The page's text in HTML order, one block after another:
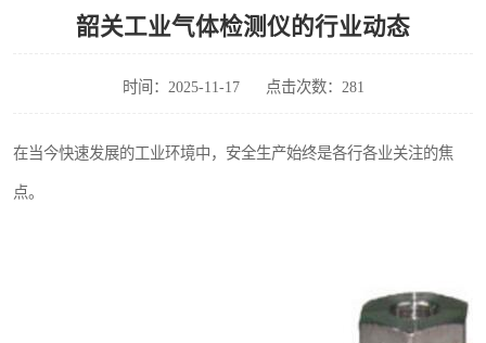
韶关工业气体检测仪的行业动态
时间：2025-11-17 点击次数：281
在当今快速发展的工业环境中，安全生产始终是各行各业关注的焦
点。
消防火灾自动报警系统